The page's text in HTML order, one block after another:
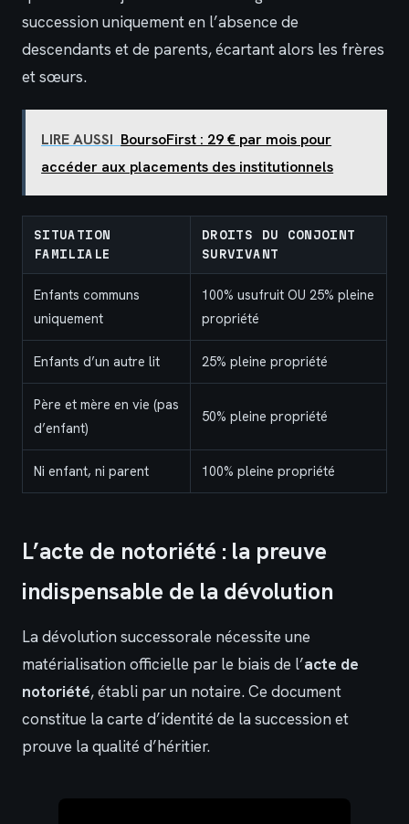
succession uniquement en l’absence de
descendants et de parents, écartant alors les frères
et sœurs.
LIRE AUSSI BoursoFirst : 29 € par mois pour
accéder aux placements des institutionnels
SITUATION
FAMILIALE
DROITS DU CONJOINT
SURVIVANT
Enfants communs
uniquement
100% usufruit OU 25% pleine
propriété
Enfants d’un autre lit 25% pleine propriété
Père et mère en vie (pas
d’enfant)
50% pleine propriété
Ni enfant, ni parent 100% pleine propriété
L’acte de notoriété : la preuve
indispensable de la dévolution
La dévolution successorale nécessite une
matérialisation officielle par le biais de l’acte de
notoriété, établi par un notaire. Ce document
constitue la carte d’identité de la succession et
prouve la qualité d’héritier.